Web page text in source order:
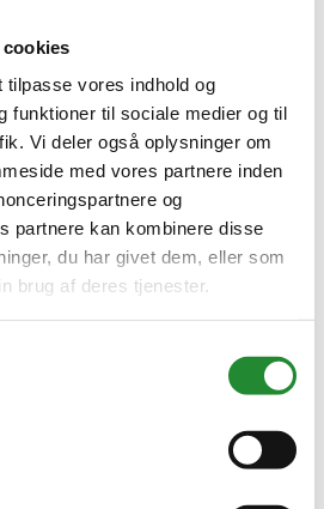
vores indhold og
funktioner til sociale medier og til
Vi deler også oplysninger om
med vores partnere inden
og
partnere kan kombinere disse
du har givet dem, eller som
brug af deres tjenester.
(2x6 mm) dør/fast væg Match krom